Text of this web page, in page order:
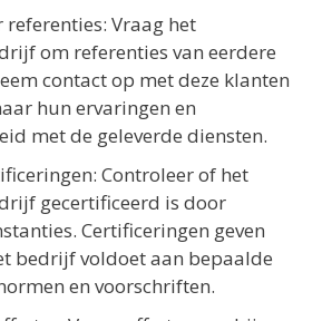
referenties: Vraag het
om referenties van eerdere
contact op met deze klanten
hun ervaringen en
met de geleverde diensten.
Controleer of het
gecertificeerd is door
Certificeringen geven
bedrijf voldoet aan bepaalde
en voorschriften.